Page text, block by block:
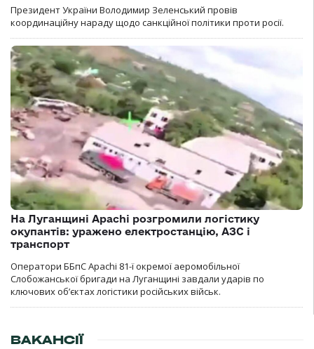
Президент України Володимир Зеленський провів
координаційну нараду щодо санкційної політики проти росії.
На Луганщині Apachi розгромили логістику
окупантів: уражено електростанцію, АЗС і
транспорт
Оператори ББпС Apachi 81-ї окремої аеромобільної
Слобожанської бригади на Луганщині завдали ударів по
ключових об’єктах логістики російських військ.
ВАКАНСІЇ